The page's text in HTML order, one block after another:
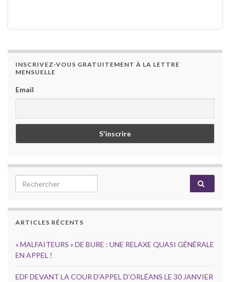
INSCRIVEZ-VOUS GRATUITEMENT À LA LETTRE
MENSUELLE
Email
Search for:
ARTICLES RÉCENTS
« MALFAITEURS » DE BURE : UNE RELAXE QUASI GÉNÉRALE
EN APPEL !
EDF DEVANT LA COUR D’APPEL D’ORLÉANS LE 30 JANVIER